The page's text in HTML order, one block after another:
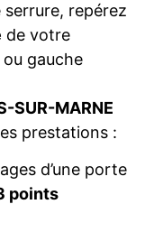
repérez
de votre
gauche
SUR-MARNE
prestations :
d’une porte
points